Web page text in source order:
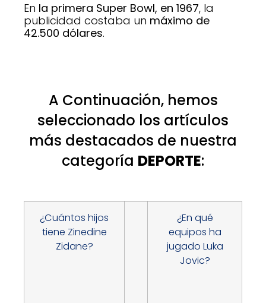
En la primera Super Bowl, en 1967, la
publicidad costaba un máximo de
42.500 dólares.
A Continuación, hemos
seleccionado los artículos
más destacados de nuestra
categoría DEPORTE:
¿Cuántos hijos
tiene Zinedine
Zidane?
¿En qué
equipos ha
jugado Luka
Jovic?